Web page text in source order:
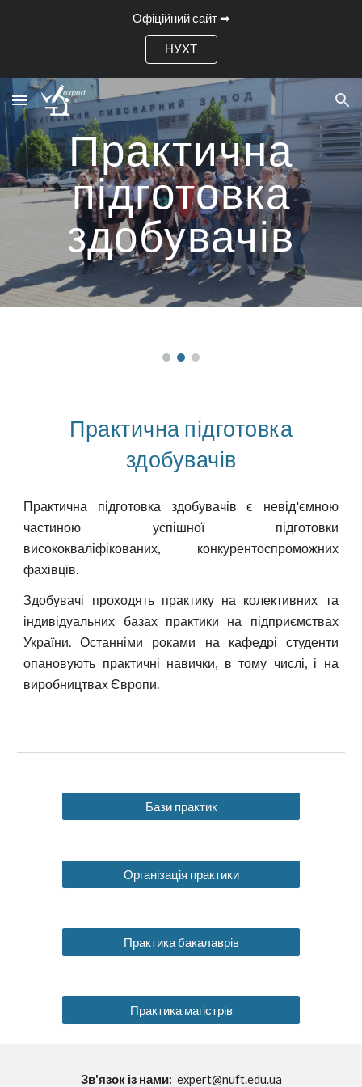
Офіційний сайт ➡
НУХТ
Практична
підготовка
здобувачів
Практична підготовка
здобувачів
Практична підготовка здобувачів є невід'ємною
частиною успішної підготовки
висококваліфікованих, конкурентоспроможних
фахівців.
Здобувачі проходять практику на колективних та
індивідуальних базах практики на підприємствах
України. Останніми роками на кафедрі студенти
опановують практичні навички, в тому числі, і на
виробництвах Європи.
Бази практик
Організація практики
Практика бакалаврів
Практика магістрів
Зв'язок із нами: expert@nuft.edu.ua